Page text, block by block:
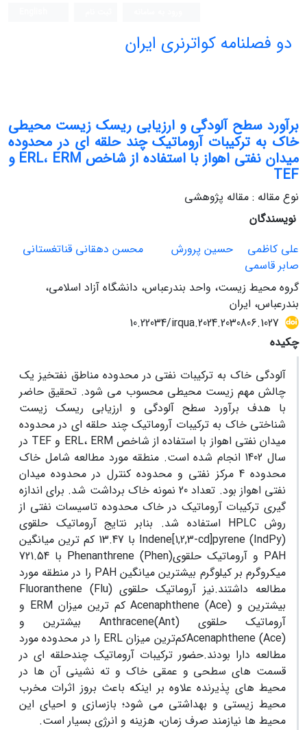
دو فصلنامه کواترنری ایران
برآورد سطح آلودگی و ارزیابی ریسک زیست محیطی
خاک به ترکیبات آروماتیک چند حلقه ای در محدوده
میدان نفتی اهواز با استفاده از شاخص ERL، ERM و
TEF
نوع مقاله : مقاله پژوهشی
نویسندگان
علی کاظمی
حسین پرورش
محسن دهقانی قناتغستانی
صابر قاسمی
گروه محیط زیست، واحد بندرعباس، دانشگاه آزاد اسلامی،
بندرعباس، ایران
10.22034/irqua.2024.2030806.1027
چکیده
آلودگی خاک به ترکیبات نفتی در محدوده مناطق نفتخیز یک
چالش مهم زیست محیطی محسوب می شود. تحقیق حاضر
با هدف برآورد سطح آلودگی و ارزیابی ریسک زیست
شناختی خاک به ترکیبات آروماتیک چند حلقه ای در محدوده
میدان نفتی اهواز با استفاده از شاخص ERL، ERM و TEF در
سال 1402 انجام شده است. منطقه مورد مطالعه شامل خاک
محدوده 4 مرکز نفتی و محدوده کنترل در محدوده میدان
نفتی اهواز بود. تعداد 20 نمونه خاک برداشت شد. برای اندازه
گیری ترکیبات آروماتیک در خاک محدوده تاسیسات نفتی از
روش HPLC استفاده شد. بنابر نتایج آروماتیک حلقوی
Indene[1,2,3-cd]pyrene (IndPy) با 13.47 کم ‌ترین میانگین
PAH و آروماتیک حلقویPhenanthrene (Phen) با 721.54
میکروگرم بر کیلوگرم بیشترین میانگین PAH را در منطقه مورد
مطالعه داشتند.نیز آروماتیک حلقوی Fluoranthene (Flu)
بیشترین و Acenaphthene (Ace) کم ‌ترین میزان ERM و
آروماتیک حلقوی Anthracene(Ant) بیشترین و
Acenaphthene (Ace)کم‌ترین میزان ERL را در محدوده مورد
مطالعه دارا بودند.حضور ترکیبات آروماتیک چندحلقه ای در
قسمت های سطحی و عمقی خاک و ته نشینی آن ها در
محیط های پذیرنده علاوه بر اینکه باعث بروز اثرات مخرب
محیط زیستی و بهداشتی می شود؛ بازسازی و احیای این
محیط ها نیازمند صرف زمان، هزینه و انرژی بسیار است.